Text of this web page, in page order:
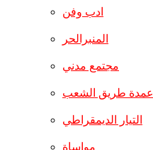
ادب وفن
المنبرالحر
مجتمع مدني
اعمدة طريق الشعب
التيار الديمقراطي
مواساة